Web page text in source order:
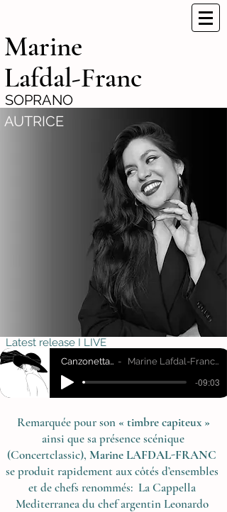
Marine
Lafdal-Franc
SOPRANO
AUTRICE
Latest release I LIVE
Canzonetta Spirituale Marine Lafdal-Franc _ Tarquinio Merula
-09:03
Remarquée pour son « timbre capiteux »
ainsi que sa présence scénique
(Concertclassic), Marine LAFDAL-FRANC
se produit rapidement aux côtés d’ensembles
et de chefs renommés: La Cappella
Mediterranea du chef argentin Leonardo